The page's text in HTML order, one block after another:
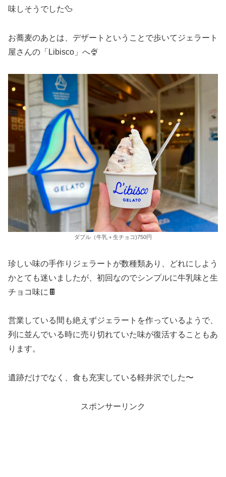
味しそうでした🦆
お蕎麦のあとは、デザートということで歩いてジェラート
屋さんの「Libisco」へ🍨
ダブル（牛乳＋生チョコ)750円
珍しい味の手作りジェラートが数種類あり、どれにしよう
かとても迷いましたが、初回なのでシンプルに牛乳味と生
チョコ味に🍫
営業している間も絶えずジェラートを作っているようで、
列に並んでいる時に売り切れていた味が復活することもあ
ります。
遺跡だけでなく、食も充実している軽井沢でした〜
スポンサーリンク